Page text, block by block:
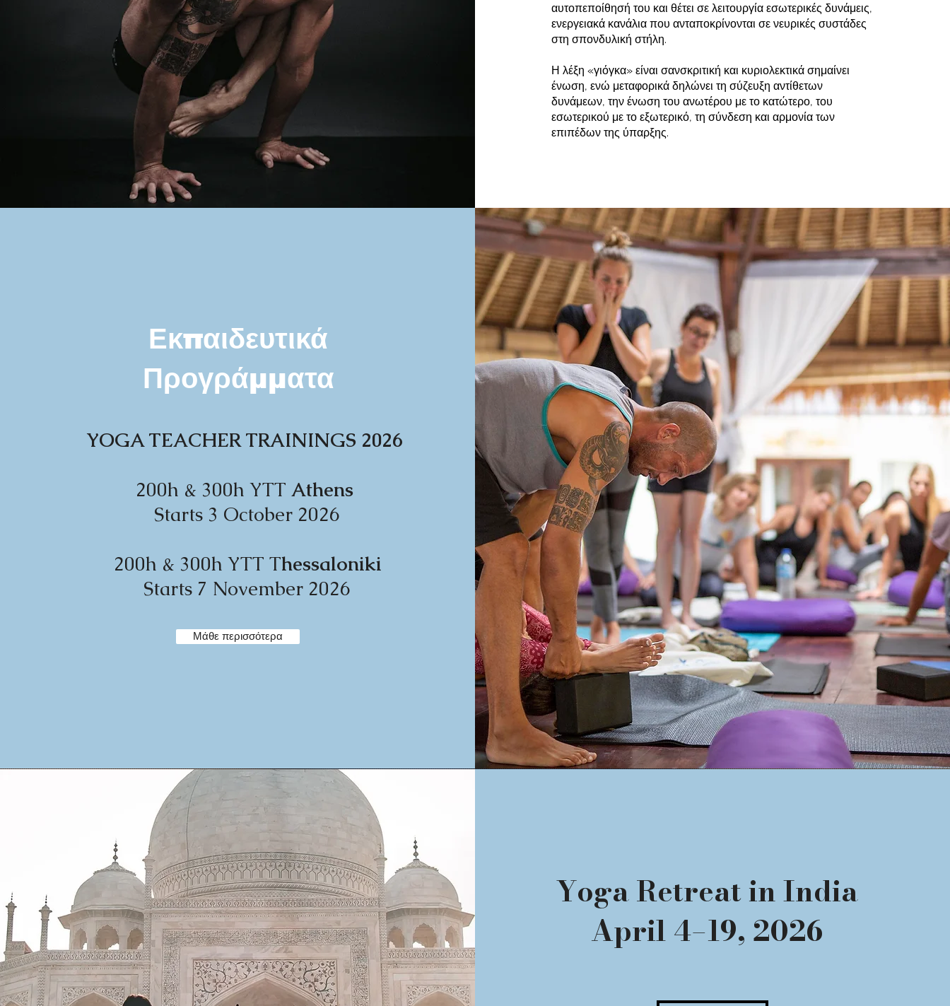
αυτοπεποίθησή του και θέτει σε λειτουργία εσωτερικές δυνάμεις,
ενεργειακά κανάλια που ανταποκρίνονται σε νευρικές συστάδες
στη σπονδυλική στήλη.
Η λέξη «γιόγκα» είναι σανσκριτική και κυριολεκτικά σημαίνει
ένωση, ενώ μεταφορικά δηλώνει τη σύζευξη αντίθετων
δυνάμεων, την ένωση του ανωτέρου με το κατώτερο, του
εσωτερικού με το εξωτερικό, τη σύνδεση και αρμονία των
επιπέδων της ύπαρξης.
Εκπαιδευτικά
Προγράμματα
YOGA TEACHER TRAININGS 2026
200h & 300h YTT Athens
Starts 3 October 2026
200h & 300h YTT Thessaloniki
Starts 7 November 2026
Μάθε περισσότερα
Yoga Retreat in India
April 4–19, 2026